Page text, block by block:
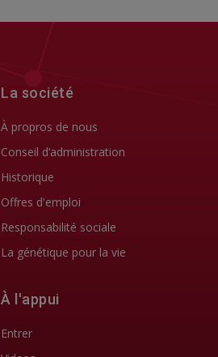
La société
À propros de nous
Conseil d’administration
Historique
Offres d'emploi
Responsabilité sociale
La génétique pour la vie
À l'appui
Entrer